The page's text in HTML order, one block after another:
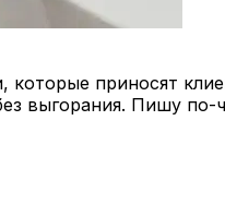
приносят
выгорания. Пишу